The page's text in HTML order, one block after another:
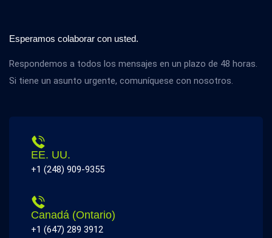
Esperamos colaborar con usted.
Respondemos a todos los mensajes en un plazo de 48 horas.
Si tiene un asunto urgente, comuníquese con nosotros.
EE. UU.
+1 (248) 909-9355
Canadá (Ontario)
+1 (647) 289 3912